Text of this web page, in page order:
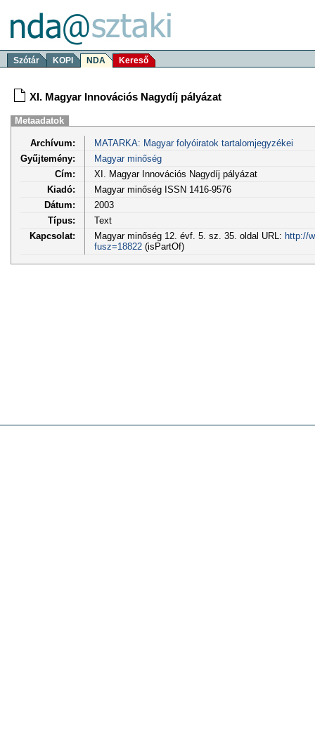
Szótár KOPI NDA Kereső
XI. Magyar Innovációs Nagydíj pályázat
Metaadatok
Archívum:
MATARKA: Magyar folyóiratok tartalomjegyzékei
Gyűjtemény:
Magyar minőség
Cím:
XI. Magyar Innovációs Nagydíj pályázat
Kiadó:
Magyar minőség ISSN 1416-9576
Dátum:
2003
Típus:
Text
Kapcsolat:
Magyar minőség 12. évf. 5. sz. 35. oldal URL: http://
fusz=18822(isPartOf)